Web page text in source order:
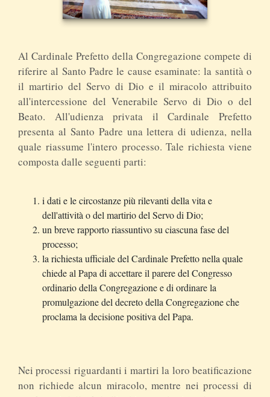
Al Cardinale Prefetto della Congregazione compete di
riferire al Santo Padre le cause esaminate: la santità o
il martirio del Servo di Dio e il miracolo attribuito
all'intercessione del Venerabile Servo di Dio o del
Beato. All'udienza privata il Cardinale Prefetto
presenta al Santo Padre una lettera di udienza, nella
quale riassume l'intero processo. Tale richiesta viene
composta dalle seguenti parti:
i dati e le circostanze più rilevanti della vita e
dell'attività o del martirio del Servo di Dio;
un breve rapporto riassuntivo su ciascuna fase del
processo;
la richiesta ufficiale del Cardinale Prefetto nella quale
chiede al Papa di accettare il parere del Congresso
ordinario della Congregazione e di ordinare la
promulgazione del decreto della Congregazione che
proclama la decisione positiva del Papa.
Nei processi riguardanti i martiri la loro beatificazione
non richiede alcun miracolo, mentre nei processi di